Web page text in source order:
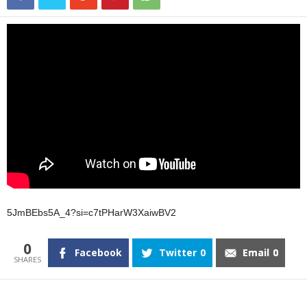
5JmBEbs5A_4?si=c7tPHarW3XaiwBV2
0 Facebook Twitter 0 Email 0